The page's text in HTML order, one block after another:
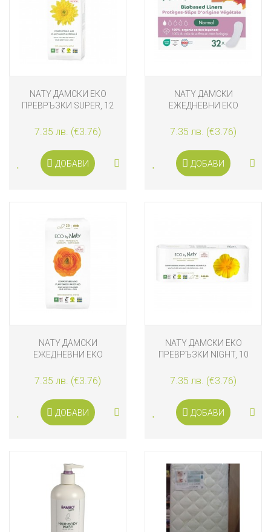
NATY ДАМСКИ ЕКО
ПРЕВРЪЗКИ SUPER, 12
7.35 лв. (€3.76)
ДОБАВИ
NATY ДАМСКИ
ЕЖЕДНЕВНИ ЕКО
БРОЯ
7.35 лв. (€3.76)
ДОБАВИ
NATY ДАМСКИ
ЕЖЕДНЕВНИ ЕКО
БРОЯ
7.35 лв. (€3.76)
ДОБАВИ
NATY ДАМСКИ ЕКО
ПРЕВРЪЗКИ NIGHT, 10
7.35 лв. (€3.76)
ДОБАВИ